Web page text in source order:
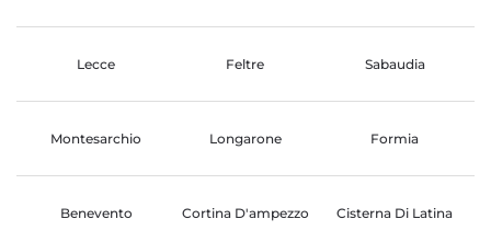
Lecce Feltre Sabaudia
Montesarchio Longarone Formia
Benevento Cortina D'ampezzo Cisterna Di Latina